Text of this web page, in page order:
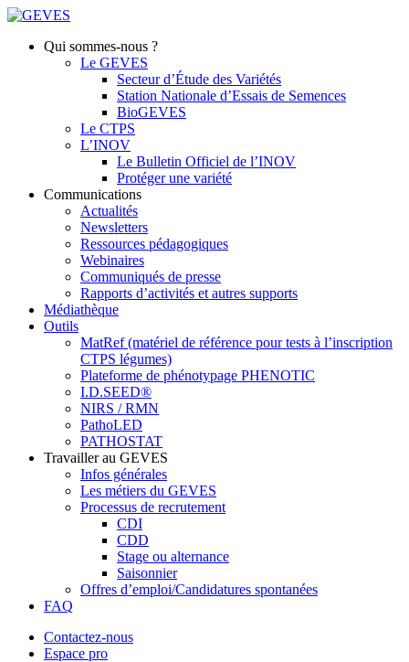
Qui sommes-nous ?
Le GEVES
Secteur d’Étude des Variétés
Station Nationale d’Essais de Semences
BioGEVES
Le CTPS
L’INOV
Le Bulletin Officiel de l’INOV
Protéger une variété
Communications
Actualités
Newsletters
Ressources pédagogiques
Webinaires
Communiqués de presse
Rapports d’activités et autres supports
Médiathèque
Outils
MatRef (matériel de référence pour tests à l’inscription
CTPS légumes)
Plateforme de phénotypage PHENOTIC
I.D.SEED®
NIRS / RMN
PathoLED
PATHOSTAT
Travailler au GEVES
Infos générales
Les métiers du GEVES
Processus de recrutement
CDI
CDD
Stage ou alternance
Saisonnier
Offres d’emploi/Candidatures spontanées
FAQ
Contactez-nous
Espace pro